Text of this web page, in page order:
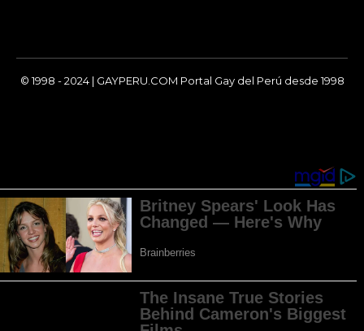
© 1998 - 2024 | GAYPERU.COM Portal Gay del Perú desde 1998